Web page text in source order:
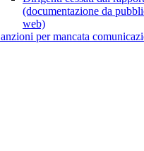
(documentazione da
web)
per mancata